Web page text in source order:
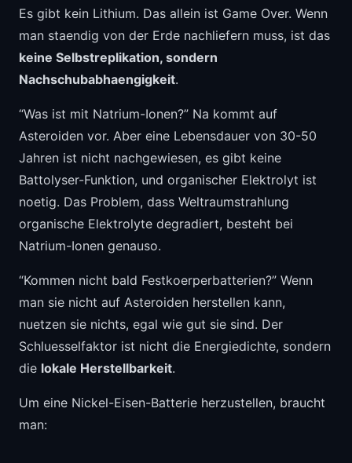
Es gibt kein Lithium. Das allein ist Game Over. Wenn
man staendig von der Erde nachliefern muss, ist das
keine Selbstreplikation, sondern
Nachschubabhaengigkeit.
“Was ist mit Natrium-Ionen?” Na kommt auf
Asteroiden vor. Aber eine Lebensdauer von 30-50
Jahren ist nicht nachgewiesen, es gibt keine
Battolyser-Funktion, und organischer Elektrolyt ist
noetig. Das Problem, dass Weltraumstrahlung
organische Elektrolyte degradiert, besteht bei
Natrium-Ionen genauso.
“Kommen nicht bald Festkoerperbatterien?” Wenn
man sie nicht auf Asteroiden herstellen kann,
nuetzen sie nichts, egal wie gut sie sind. Der
Schluesselfaktor ist nicht die Energiedichte, sondern
die lokale Herstellbarkeit.
Um eine Nickel-Eisen-Batterie herzustellen, braucht
man: